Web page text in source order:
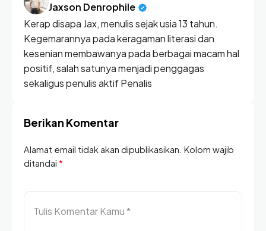
Jaxson Denrophile
Kerap disapa Jax, menulis sejak usia 13 tahun.
Kegemarannya pada keragaman literasi dan
kesenian membawanya pada berbagai macam hal
positif, salah satunya menjadi penggagas
sekaligus penulis aktif Penalis
Berikan Komentar
Alamat email tidak akan dipublikasikan. Kolom wajib
ditandai *